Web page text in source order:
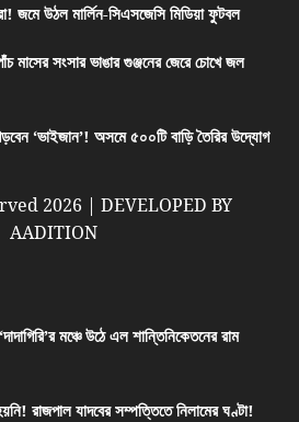
জমে উঠল মার্লিন-সিএসজেসি মিডিয়া ফুটবল
মাসের সংসার ভাঙার গুঞ্জনের জেরে চোখে জল
‘ভাইজান’! অসমে ৫০০টি বাড়ি তৈরির উদ্যোগ
2026 | DEVELOPED BY
AADITION
মঞ্চে উঠে এল শান্তিনিকেতনের রাম
রাজপাল যাদবের সম্পত্তিতে নিলামের ঘণ্টা!